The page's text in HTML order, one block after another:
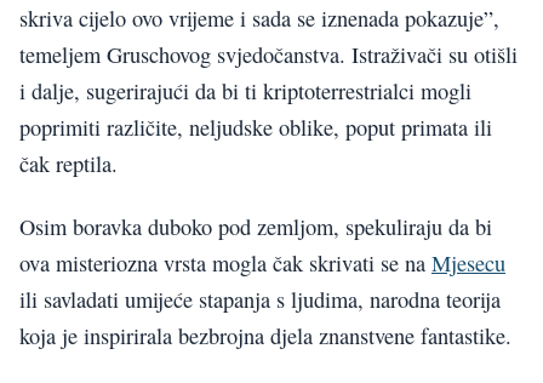
skriva cijelo ovo vrijeme i sada se iznenada pokazuje”,
temeljem Gruschovog svjedočanstva. Istraživači su otišli
i dalje, sugerirajući da bi ti kriptoterrestrialci mogli
poprimiti različite, neljudske oblike, poput primata ili
čak reptila.
Osim boravka duboko pod zemljom, spekuliraju da bi
ova misteriozna vrsta mogla čak skrivati se na Mjesecu
ili savladati umijeće stapanja s ljudima, narodna teorija
koja je inspirirala bezbrojna djela znanstvene fantastike.